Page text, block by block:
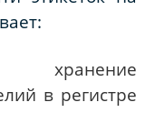
хранение
в регистре